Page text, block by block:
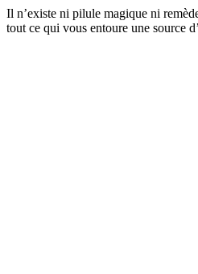
Il n’existe ni pilule magique ni
tout ce qui vous entoure une source